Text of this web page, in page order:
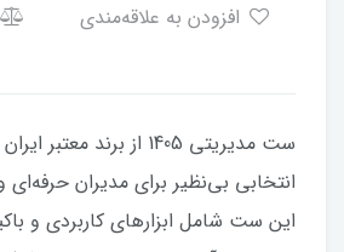
انتخابی بی‌نظیر برای مدیران
این ست شامل ابزارهای کاربردی و